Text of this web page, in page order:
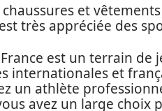
et
très appréciée des
est un terrain de
internationales et
un athlète
avez un large choix